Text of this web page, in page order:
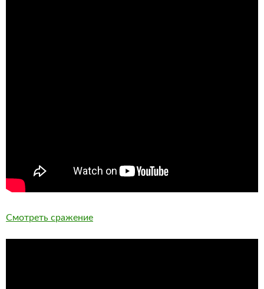
Смотреть сражение